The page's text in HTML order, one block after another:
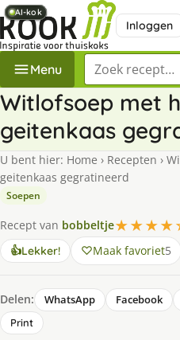
Inloggen
Menu Zoek een recept
Witlofsoep met
geitenkaas
U bent hier: Home › Recepten ›
geitenkaas gegratineerd
Soepen
Recept van bobbeltje
👍Lekker! Maak favoriet5
Delen: WhatsApp Facebook
Print
AI-kok
AI-kok
AI-kok
AI-kok
AI-kok